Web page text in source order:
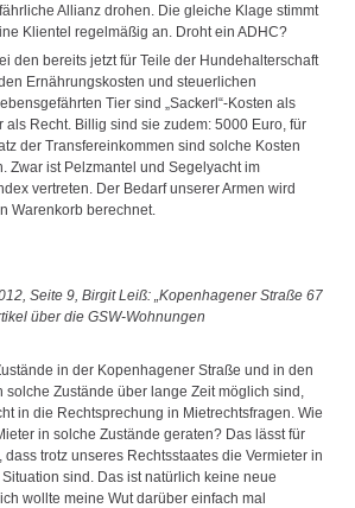
Allianz drohen. Die gleiche Klage stimmt
Klientel regelmäßig an. Droht ein ADHC?
den bereits jetzt für Teile der Hundehalterschaft
Ernährungskosten und steuerlichen
Tier sind „Sackerl“-Kosten als
Recht. Billig sind sie zudem: 5000 Euro, für
der Transfereinkommen sind solche Kosten
Zwar ist Pelzmantel und Segelyacht im
vertreten. Der Bedarf unserer Armen wird
Warenkorb berechnet.
Seite 9, Birgit Leiß: „Kopenhagener Straße 67
über die GSW-Wohnungen
in der Kopenhagener Straße und in den
solche Zustände über lange Zeit möglich sind,
in die Rechtsprechung in Mietrechtsfragen. Wie
in solche Zustände geraten? Das lässt für
trotz unseres Rechtsstaates die Vermieter in
sind. Das ist natürlich keine neue
wollte meine Wut darüber einfach mal